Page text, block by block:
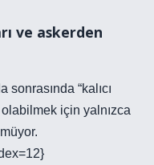
ve askerden
“kalıcı
için yalnızca